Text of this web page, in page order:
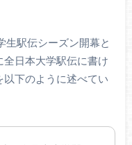
駅伝シーズン開幕と
日本大学駅伝に書け
下のように述べてい